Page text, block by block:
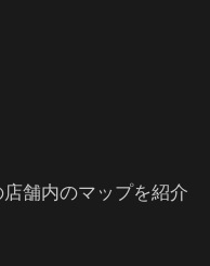
舗内のマップを紹介